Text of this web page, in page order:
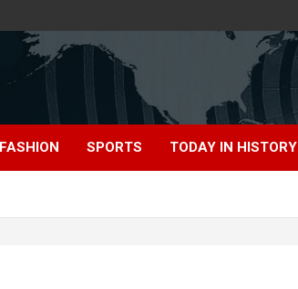
FASHION SPORTS TODAY IN HISTORY